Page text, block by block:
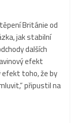
Británie od
jak stabilní
dalších
efekt
efekt toho, že by
připustil na